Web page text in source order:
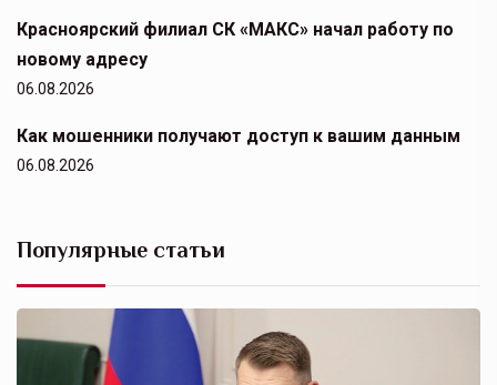
Красноярский филиал СК «МАКС» начал работу по
новому адресу
06.08.2026
Как мошенники получают доступ к вашим данным
06.08.2026
Популярные статьи